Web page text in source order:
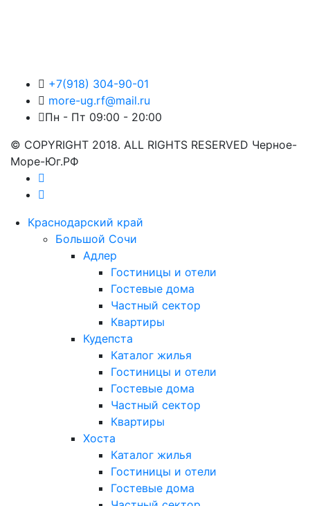
+7(918) 304-90-01
more-ug.rf@mail.ru
Пн - Пт 09:00 - 20:00
© COPYRIGHT 2018. ALL RIGHTS RESERVED Черное-
Море-Юг.РФ
Краснодарский край
Большой Сочи
Адлер
Гостиницы и отели
Гостевые дома
Частный сектор
Квартиры
Кудепста
Каталог жилья
Гостиницы и отели
Гостевые дома
Частный сектор
Квартиры
Хоста
Каталог жилья
Гостиницы и отели
Гостевые дома